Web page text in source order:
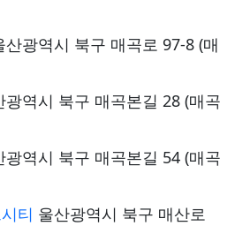
산광역시 북구 매곡로 97-8 (매
광역시 북구 매곡본길 28 (매곡
광역시 북구 매곡본길 54 (매곡
티 울산광역시 북구 매산로